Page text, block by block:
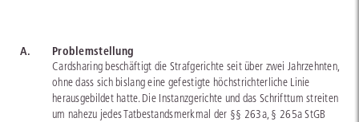
A. Problemstellung
Cardsharing beschäftigt die Strafgerichte seit über zwei Jahrzehnten,
ohne dass sich bislang eine gefestigte höchstrichterliche Linie
herausgebildet hatte. Die Instanzgerichte und das Schrifttum streiten
um nahezu jedes Tatbestandsmerkmal der §§ 263a, § 265a StGB